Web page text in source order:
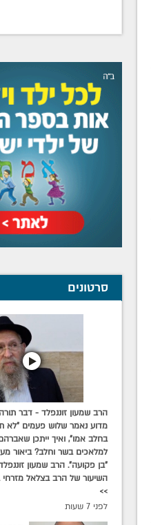
סרטונים
הרב שמעון זוננפלד - דבר
מדוע נאמר שלוש פעמים "לא
בחלב אמו", ואיך ייתכן
למלאכים בשר וחלב? ביאור
"בן פקועה". הרב שמעון
השיעור של הרב בצלאל מזרחי
>>
לפני 7 שעות